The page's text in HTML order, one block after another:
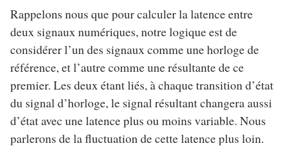
Rappelons nous que pour calculer la latence entre
deux signaux numériques, notre logique est de
considérer l’un des signaux comme une horloge de
référence, et l’autre comme une résultante de ce
premier. Les deux étant liés, à chaque transition d’état
du signal d’horloge, le signal résultant changera aussi
d’état avec une latence plus ou moins variable. Nous
parlerons de la fluctuation de cette latence plus loin.